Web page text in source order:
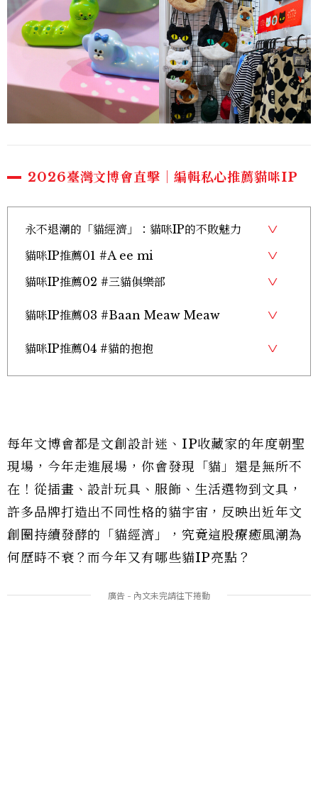
2026臺灣文博會直擊｜編輯私心推薦貓咪IP
永不退潮的「貓經濟」：貓咪IP的不敗魅力
貓咪IP推薦01 #A ee mi
貓咪IP推薦02 #三貓俱樂部
貓咪IP推薦03 #Baan Meaw Meaw
貓咪IP推薦04 #貓的抱抱
每年文博會都是文創設計迷、IP收藏家的年度朝聖
現場，今年走進展場，你會發現「貓」還是無所不
在！從插畫、設計玩具、服飾、生活選物到文具，
許多品牌打造出不同性格的貓宇宙，反映出近年文
創圈持續發酵的「貓經濟」，究竟這股療癒風潮為
何歷時不衰？而今年又有哪些貓IP亮點？